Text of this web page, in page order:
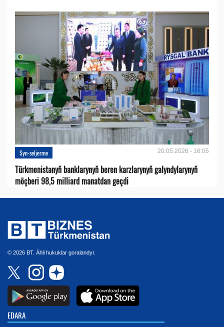
Syn-seljerme 20.05.2026 - 16:05
Türkmenistanyň banklarynyň beren karzlarynyň galyndylarynyň
möçberi 98,5 milliard manatdan geçdi
© 2026 BT. Ähli hukuklar goralandyr.
EDARA